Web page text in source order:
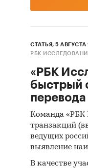
СТАТЬЯ, 5 АВГУСТА
РБК
«РБК
быстрый
Команда «РБК
транзакций
ведущих
выявление
В качестве